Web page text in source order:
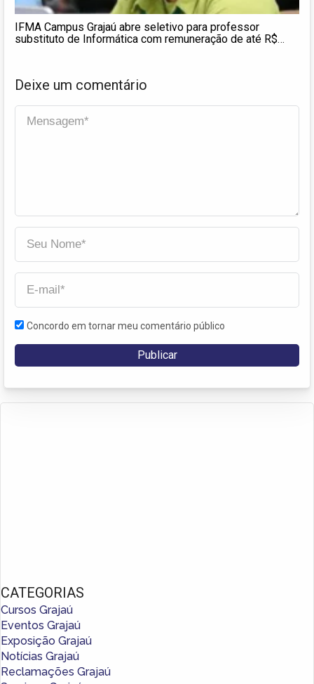
IFMA Campus Grajaú abre seletivo para professor
substituto de Informática com remuneração de até R$
Deixe um comentário
Concordo em tornar meu comentário público
CATEGORIAS
Cursos Grajaú
Eventos Grajaú
Exposição Grajaú
Notícias Grajaú
Reclamações Grajaú